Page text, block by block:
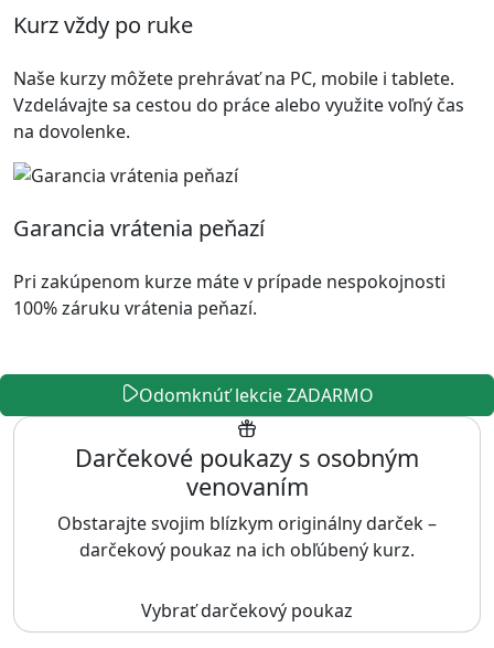
Kurz vždy po ruke
Naše kurzy môžete prehrávať na PC, mobile i tablete.
Vzdelávajte sa cestou do práce alebo využite voľný čas
na dovolenke.
Garancia vrátenia peňazí
Pri zakúpenom kurze máte v prípade nespokojnosti
100% záruku vrátenia peňazí.
Odomknúť lekcie ZADARMO
Darčekové poukazy s osobným
venovaním
Obstarajte svojim blízkym originálny darček –
darčekový poukaz na ich obľúbený kurz.
Vybrať darčekový poukaz